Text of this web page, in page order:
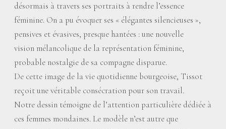
désormais à travers ses portraits à rendre l’essence
féminine. On a pu évoquer ses « élégantes silencieuses »,
pensives et évasives, presque hantées : une nouvelle
vision mélancolique de la représentation féminine,
probable nostalgie de sa compagne disparue.
De cette image de la vie quotidienne bourgeoise, Tissot
reçoit une véritable consécration pour son travail.
Notre dessin témoigne de l’attention particulière dédiée à
ces femmes mondaines. Le modèle n’est autre que